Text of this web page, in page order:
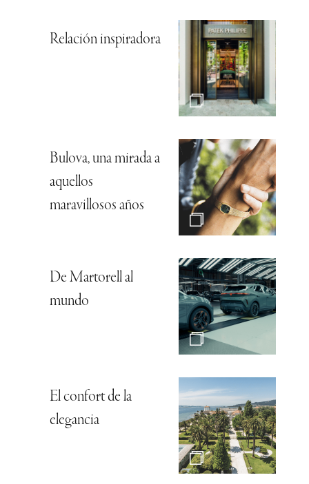
Relación inspiradora
Bulova, una mirada a
aquellos
maravillosos años
De Martorell al
mundo
El confort de la
elegancia